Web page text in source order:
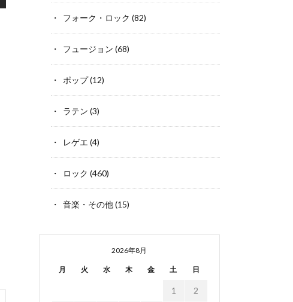
フォーク・ロック (82)
フュージョン (68)
ポップ(12)
ラテン (3)
レゲエ (4)
ロック (460)
音楽・その他(15)
2026年8月
月 火 水 木 金 土 日
1 2